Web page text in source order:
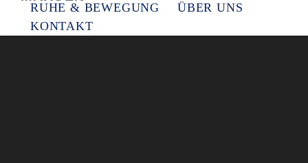
RUHE & BEWEGUNG
ÜBER UNS
KONTAKT